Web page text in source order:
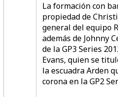
La formación con
propiedad de
general del equipo
además de Johnny
de la GP3 Series
Evans, quien se
la escuadra Arden
corona en la GP2